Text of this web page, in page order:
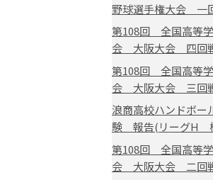
野球選手権大会 一
第108回 全国高等
会 大阪大会 四回
第108回 全国高等
会 大阪大会 三回
浪商高校ハンドボ
験 報告(リーグH
第108回 全国高等
会 大阪大会 二回